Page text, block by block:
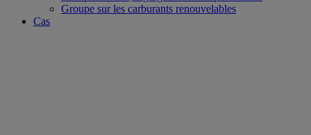
Groupe sur les carburants renouvelables
Cas